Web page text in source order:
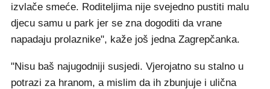
izvlače smeće. Roditeljima nije svejedno pustiti malu
djecu samu u park jer se zna dogoditi da vrane
napadaju prolaznike", kaže još jedna Zagrepčanka.
"Nisu baš najugodniji susjedi. Vjerojatno su stalno u
potrazi za hranom, a mislim da ih zbunjuje i ulična